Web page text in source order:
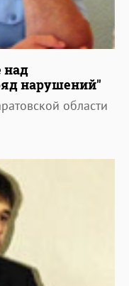
над
нарушений"
области